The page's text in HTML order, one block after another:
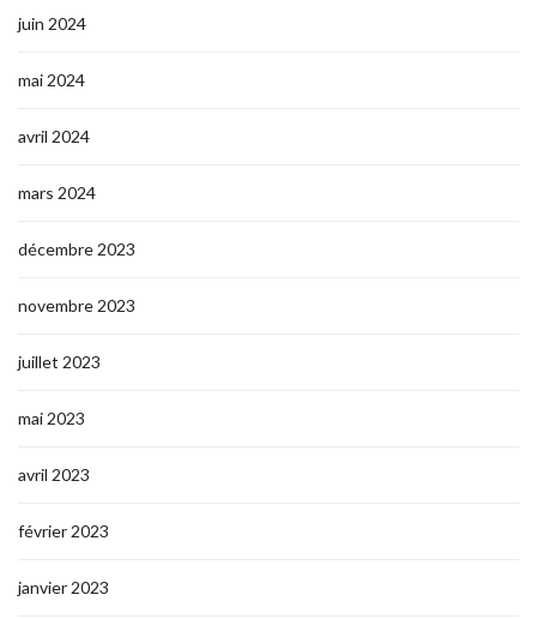
juin 2024
mai 2024
avril 2024
mars 2024
décembre 2023
novembre 2023
juillet 2023
mai 2023
avril 2023
février 2023
janvier 2023